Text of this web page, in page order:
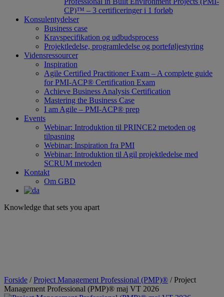
CP)™ – 3 certificeringer i 1 forløb
Konsulentydelser
Business case
Kravspecifikation og udbudsprocess
Projektledelse, programledelse og porteføljestyring
Vidensressourcer
Inspiration
Agile Certified Practitioner Exam – A complete guide
for PMI-ACP® Certification Exam
Achieve Business Analysis Certification
Mastering the Business Case
I am Agile – PMI-ACP® prep
Events
Webinar: Introduktion til PRINCE2 metoden og
tilpasning
Webinar: Inspiration fra PMI
Webinar: Introduktion til Agil projektledelse med
SCRUM metoden
Kontakt
Om GBD
Knowledge that sets you apart
Forside /Project Management Professional (PMP)® / Project
Management Professional (PMP)® maj VT 2026